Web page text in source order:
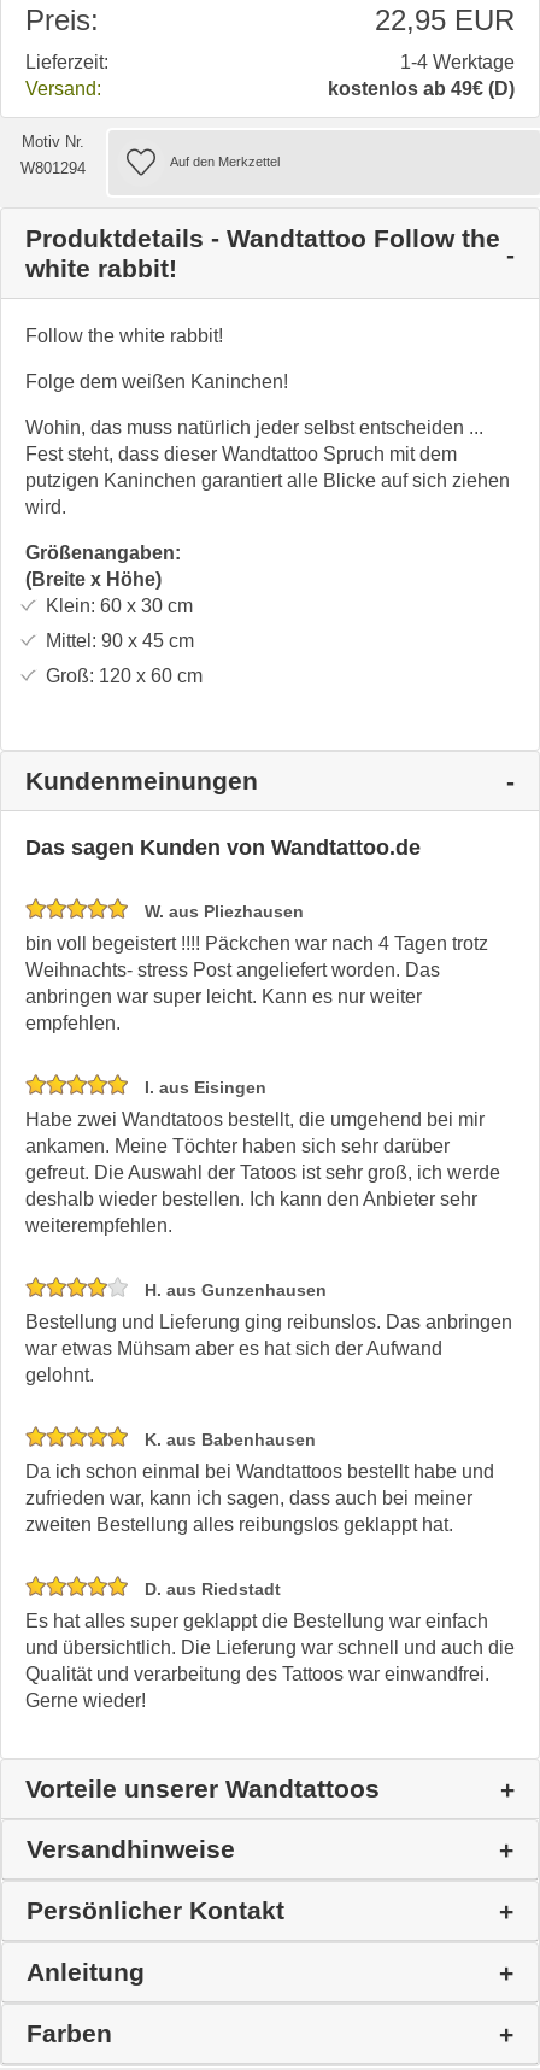
Preis: 22,95 EUR
Lieferzeit:
1-4 Werktage
Versand:
kostenlos ab 49€ (D)
Motiv Nr.
W801294
Produktdetails - Wandtattoo Follow the
white rabbit!
Follow the white rabbit!
Folge dem weißen Kaninchen!
Wohin, das muss natürlich jeder selbst entscheiden ...
Fest steht, dass dieser Wandtattoo Spruch mit dem
putzigen Kaninchen garantiert alle Blicke auf sich ziehen
wird.
Größenangaben:
(Breite x Höhe)
Klein: 60 x 30cm
Mittel: 90 x 45cm
Groß: 120 x 60cm
Kundenmeinungen
Das sagen Kunden von Wandtattoo.de
W. aus Pliezhausen
bin voll begeistert !!!! Päckchen war nach 4 Tagen trotz
Weihnachts- stress Post angeliefert worden. Das
anbringen war super leicht. Kann es nur weiter
empfehlen.
I. aus Eisingen
Habe zwei Wandtatoos bestellt, die umgehend bei mir
ankamen. Meine Töchter haben sich sehr darüber
gefreut. Die Auswahl der Tatoos ist sehr groß, ich werde
deshalb wieder bestellen. Ich kann den Anbieter sehr
weiterempfehlen.
H. aus Gunzenhausen
Bestellung und Lieferung ging reibunslos. Das anbringen
war etwas Mühsam aber es hat sich der Aufwand
gelohnt.
K. aus Babenhausen
Da ich schon einmal bei Wandtattoos bestellt habe und
zufrieden war, kann ich sagen, dass auch bei meiner
zweiten Bestellung alles reibungslos geklappt hat.
D. aus Riedstadt
Es hat alles super geklappt die Bestellung war einfach
und übersichtlich. Die Lieferung war schnell und auch die
Qualität und verarbeitung des Tattoos war einwandfrei.
Gerne wieder!
Vorteile unserer Wandtattoos
Versandhinweise
Persönlicher Kontakt
Anleitung
Farben